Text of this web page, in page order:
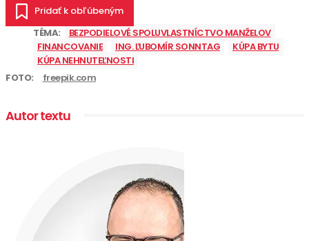
Pridať k obľúbeným
TÉMA:
BEZPODIELOVÉ SPOLUVLASTNÍCTVO MANŽELOV
FINANCOVANIE
ING. ĽUBOMÍR SONNTAG
KÚPA BYTU
KÚPA NEHNUTEĽNOSTI
FOTO:
freepik.com
Autor textu